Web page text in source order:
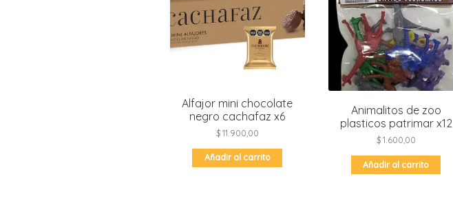
Fechas patrias
Halloween
San patricio
Vuelta al cole
Moldes de silicona
Pirotines
Pre-mezclas
Velas y bengalas
Alfajor mini chocolate
negro cachafaz x6
$11.900,00
Añadir al carrito
Animalitos de zoo
plasticos patrimar x12
$1.600,00
Añadir al carrito